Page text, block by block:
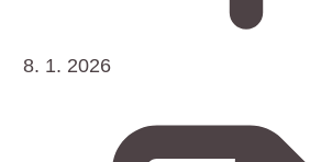
8. 1. 2026